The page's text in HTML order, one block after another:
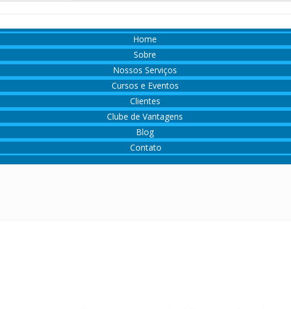
Home
Sobre
Nossos Serviços
Cursos e Eventos
Clientes
Clube de Vantagens
Blog
Contato